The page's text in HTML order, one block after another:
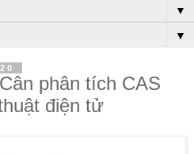
▼
▼
phân tích CAS
điện tử